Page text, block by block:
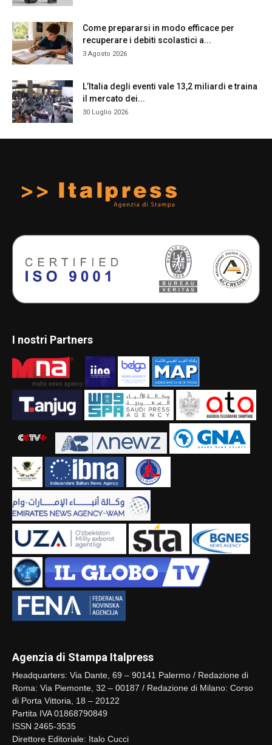
Come prepararsi in modo efficace per
recuperare i debiti scolastici a...
3 Agosto 2026
L’Italia degli eventi vale 13,2 miliardi e traina
il mercato dei...
30 Luglio 2026
I nostri Partners
Agenzia di Stampa Italpress
Headquarters: Via Dante, 69 – 90141 Palermo / Redazione di
Roma: Via Piemonte, 32 – 00187 / Redazione di Milano: Corso
di Porta Vittoria, 18 – 20122
Partita IVA 01868790849
ISSN 2465-3535
Direttore Editoriale: Italo Cucci